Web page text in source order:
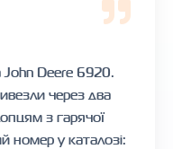
Deere 6920.
через два
з гарячої
номер у каталозі: